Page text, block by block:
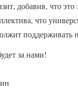
добавив, что это
что
поддерживать
за нами!